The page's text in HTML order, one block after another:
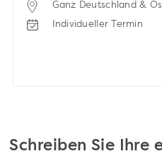
Ganz Deutschland &
Individueller Termin
Schreiben Sie Ihre